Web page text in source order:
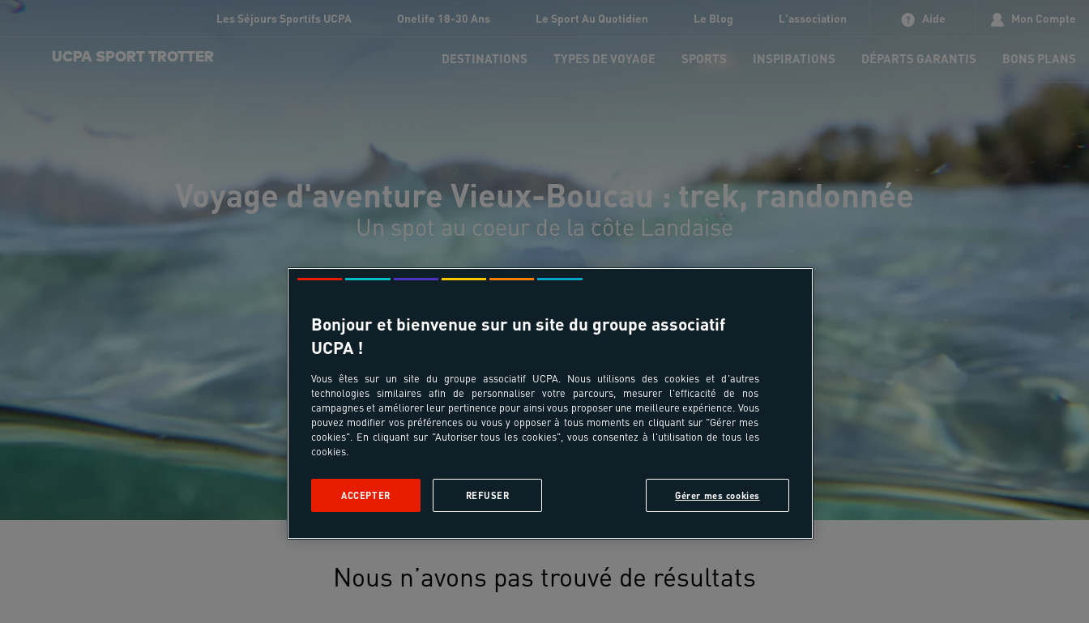
Les Séjours Sportifs UCPA Onelife 18-30 Ans Le Sport Au Quotidien Le Blog L'association Aide Mon Compte
UCPA SPORT TROTTER DESTINATIONS TYPES DE VOYAGE SPORTS INSPIRATIONS DÉPARTS GARANTIS BONS PLANS
Voyage d'aventure Vieux-Boucau : trek, randonnée
Un spot au coeur de la côte Landaise
Nous n’avons pas trouvé de résultats
Bonjour et bienvenue sur un site du groupe associatif
UCPA !
Vous êtes sur un site du groupe associatif UCPA. Nous utilisons des cookies et d'autres
technologies similaires afin de personnaliser votre parcours, mesurer l'efficacité de nos
campagnes et améliorer leur pertinence pour ainsi vous proposer une meilleure expérience. Vous
pouvez modifier vos préférences ou vous y opposer à tous moments en cliquant sur "Gérer mes
cookies". En cliquant sur "Autoriser tous les cookies", vous consentez à l'utilisation de tous les
cookies.
Gérer mes cookies
REFUSER
ACCEPTER